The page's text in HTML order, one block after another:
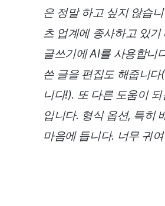
은 정말 하고 싶지 않습
츠 업계에 종사하고 있기
글쓰기에 AI를 사용합니
쓴 글을 편집도 해줍니
니다!). 또 다른 도움이
입니다. 형식 옵션, 특히
마음에 듭니다. 너무 귀